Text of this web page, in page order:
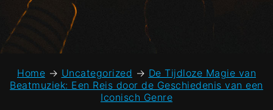
Home → Uncategorized → De Tijdloze Magie van
Beatmuziek: Een Reis door de Geschiedenis van een
Iconisch Genre